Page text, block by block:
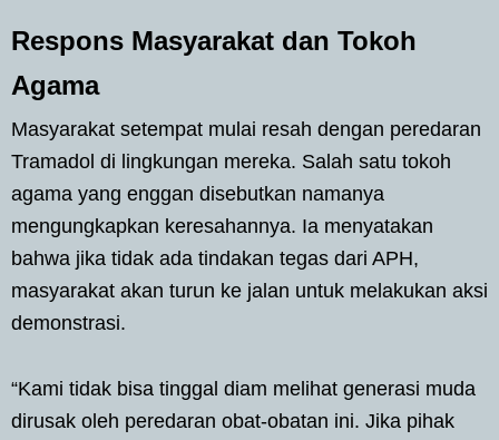
Respons Masyarakat dan Tokoh
Agama
Masyarakat setempat mulai resah dengan peredaran
Tramadol di lingkungan mereka. Salah satu tokoh
agama yang enggan disebutkan namanya
mengungkapkan keresahannya. Ia menyatakan
bahwa jika tidak ada tindakan tegas dari APH,
masyarakat akan turun ke jalan untuk melakukan aksi
demonstrasi.
“Kami tidak bisa tinggal diam melihat generasi muda
dirusak oleh peredaran obat-obatan ini. Jika pihak